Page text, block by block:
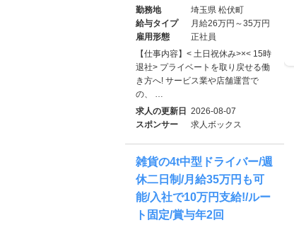
勤務地
埼玉県 松伏町
給与タイプ
月給26万円～35万円
雇用形態
正社員
【仕事内容】< 土日祝休み>×< 15時
退社> プライベートを取り戻せる働
き方へ! サービス業や店舗運営で
の、 …
求人の更新日
2026-08-07
スポンサー
求人ボックス
雑貨の4t中型ドライバー/週
休二日制/月給35万円も可
能/入社で10万円支給!/ルー
ト固定/賞与年2回